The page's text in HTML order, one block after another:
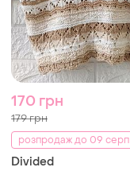
170 грн
179 грн
розпродаж до 09 серп
Divided